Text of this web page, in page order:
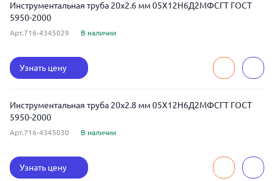
Инструментальная труба 20x2.6 мм 05Х12Н6Д2МФСГТ ГОСТ
5950-2000
Арт.716-4345029 В наличии
Узнать цену
Инструментальная труба 20x2.8 мм 05Х12Н6Д2МФСГТ ГОСТ
5950-2000
Арт.716-4345030 В наличии
Узнать цену